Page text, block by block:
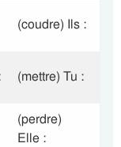
(coudre) Ils :
(mettre) Tu :
(perdre)
Elle :